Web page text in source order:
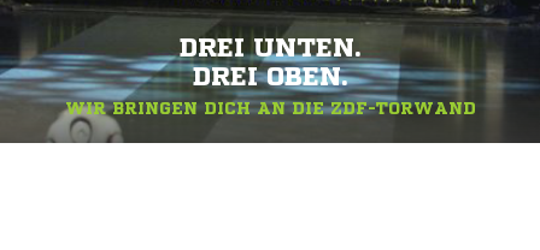
DREI UNTEN.
DREI OBEN.
WIR BRINGEN DICH AN DIE ZDF-TORWAND